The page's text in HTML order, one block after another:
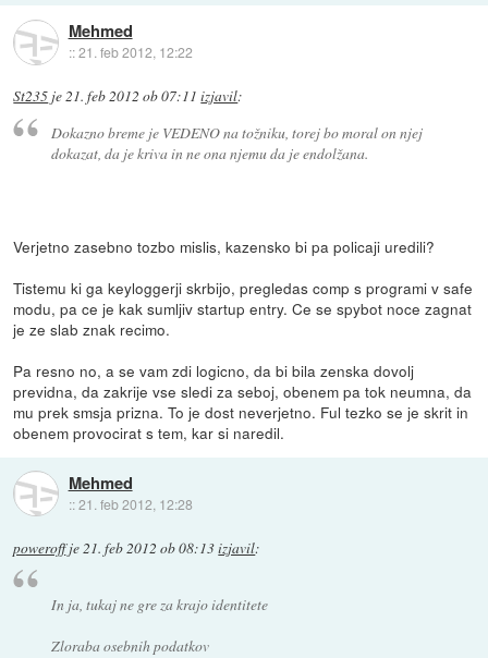
Mehmed
::21. feb 2012, 12:22
St235 je21. feb 2012 ob 07:11 izjavil:
Dokazno breme je VEDENO na tožniku, torej bo moral on njej
dokazat, da je kriva in ne ona njemu da je endolžana.
Verjetno zasebno tozbo mislis, kazensko bi pa policaji uredili?
Tistemu ki ga keyloggerji skrbijo, pregledas comp s programi v safe
modu, pa ce je kak sumljiv startup entry. Ce se spybot noce zagnat
je ze slab znak recimo.
Pa resno no, a se vam zdi logicno, da bi bila zenska dovolj
previdna, da zakrije vse sledi za seboj, obenem pa tok neumna, da
mu prek smsja prizna. To je dost neverjetno. Ful tezko se je skrit in
obenem provocirat s tem, kar si naredil.
Mehmed
::21. feb 2012, 12:28
poweroffje 21. feb 2012 ob 08:13izjavil:
In ja, tukaj ne gre za krajo identitete
Zloraba osebnih podatkov